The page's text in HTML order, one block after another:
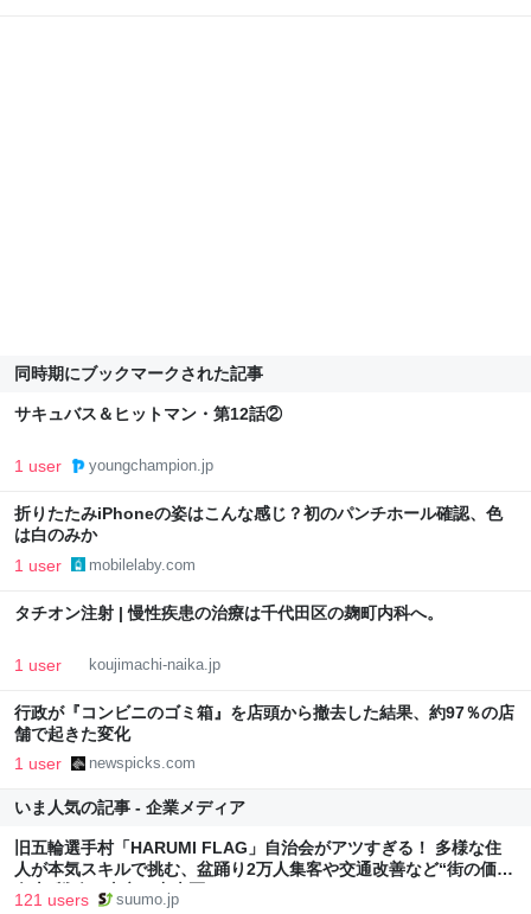
同時期にブックマークされた記事
サキュバス＆ヒットマン・第12話②
1 user youngchampion.jp
折りたたみiPhoneの姿はこんな感じ？初のパンチホール確認、色
は白のみか
1 user mobilelaby.com
タチオン注射 | 慢性疾患の治療は千代田区の麹町内科へ。
1 user koujimachi-naika.jp
行政が『コンビニのゴミ箱』を店頭から撤去した結果、約97％の店
舗で起きた変化
1 user newspicks.com
いま人気の記事 - 企業メディア
旧五輪選手村「HARUMI FLAG」自治会がアツすぎる！ 多様な住
人が本気スキルで挑む、盆踊り2万人集客や交通改善など“街の価値
向上”戦略 東京・中央区
121 users suumo.jp